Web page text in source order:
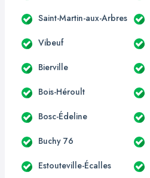
Saint-Martin-aux-Arbres
Vibeuf
Bierville
Bois-Héroult
Bosc-Édeline
Buchy 76
Estouteville-Écalles